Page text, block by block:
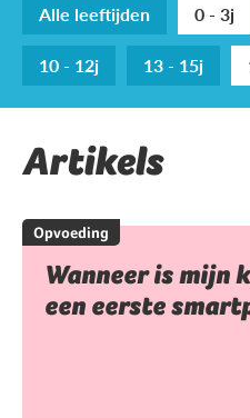
Alle leeftijden 0 - 3j
10 - 12j
13 - 15j
Artikels
Opvoeding
Wanneer is mijn
een eerste